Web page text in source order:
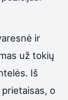
ir
už tokių
Iš
o